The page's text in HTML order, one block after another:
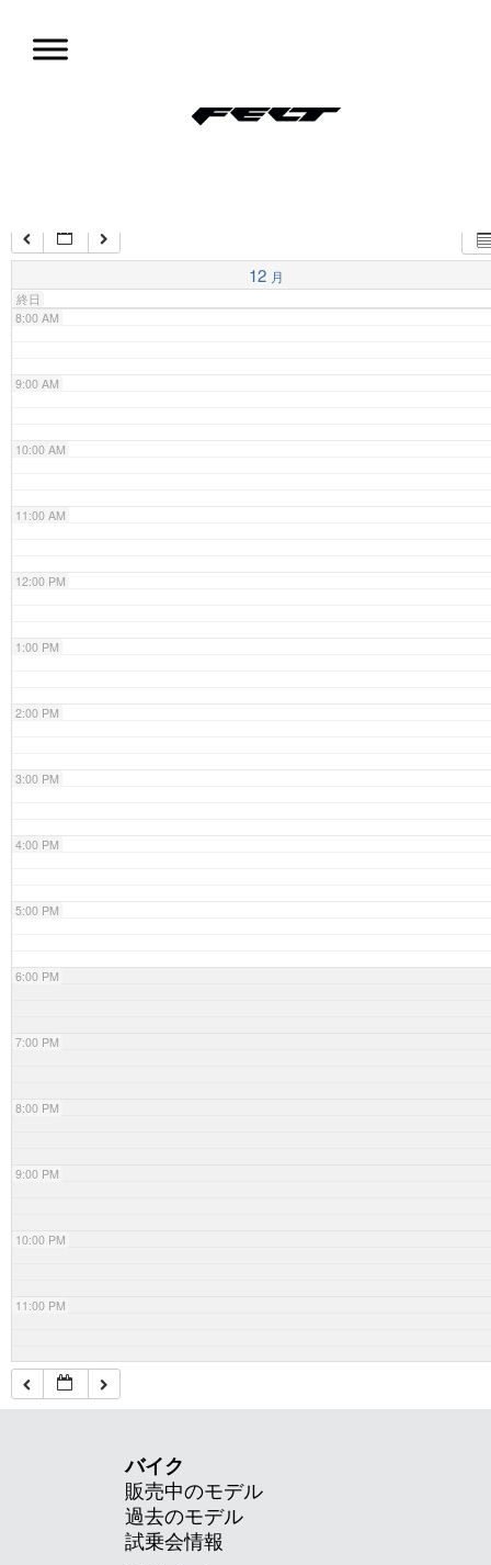
ン
12 月
終日
4:00 AM
7:00 AM
8:00 AM
9:00 AM
10:00 AM
11:00 AM
12:00 PM
1:00 PM
2:00 PM
3:00 PM
4:00 PM
5:00 PM
6:00 PM
7:00 PM
8:00 PM
9:00 PM
10:00 PM
11:00 PM
バイク
販売中のモデル
過去のモデル
試乗会情報